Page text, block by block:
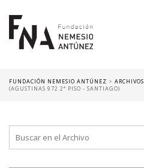
FUNDACIÓN NEMESIO ANTÚNEZ > ARCHIVOS
(AGUSTINAS 972 2° PISO - SANTIAGO)